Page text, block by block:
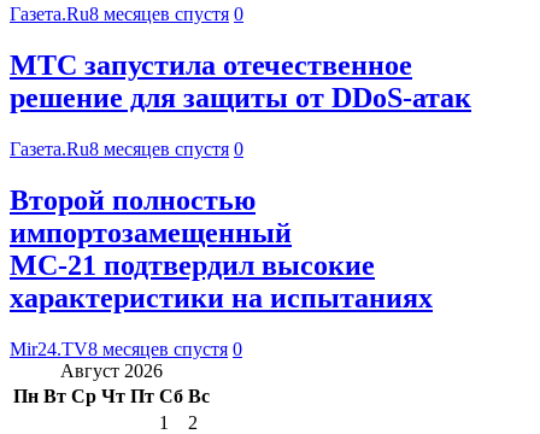
Газета.Ru8 месяцев спустя 0
МТС запустила отечественное
решение для защиты от DDoS-атак
Газета.Ru8 месяцев спустя 0
Второй полностью
импортозамещенный
МС-21 подтвердил высокие
характеристики на испытаниях
Mir24.TV8 месяцев спустя 0
Август 2026
Пн Вт Ср Чт Пт Сб Вс
1
2